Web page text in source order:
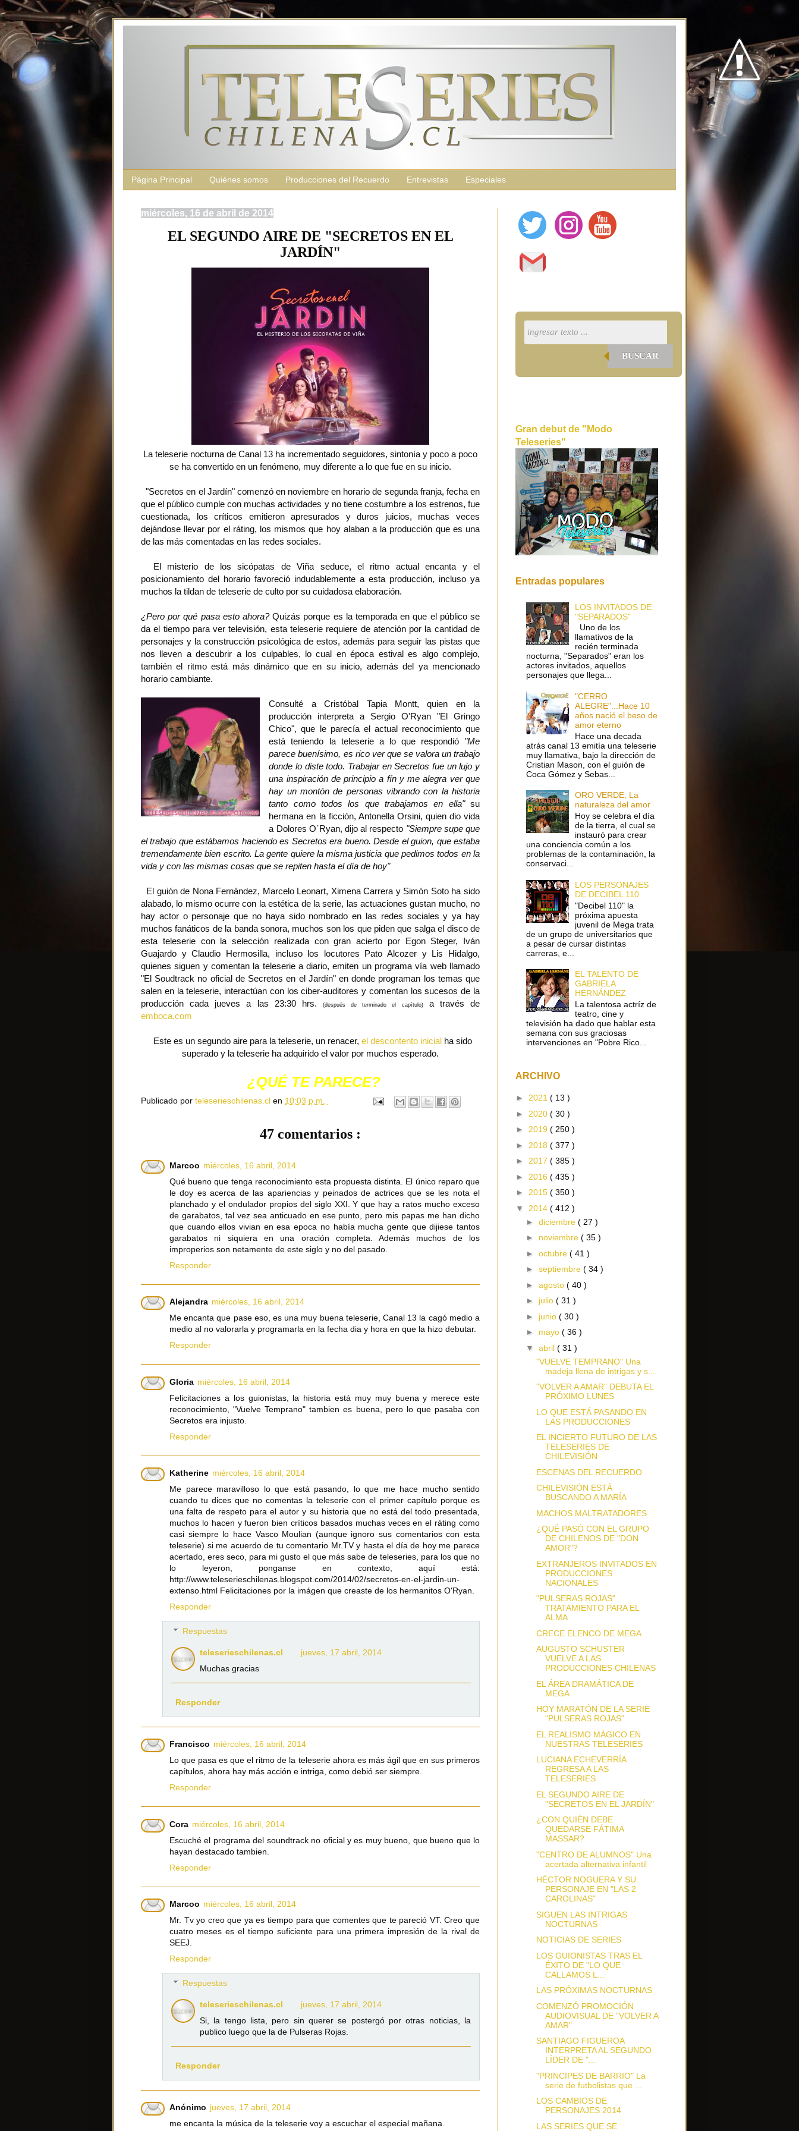
Página Principal Quiénes somos Producciones del Recuerdo Entrevistas Especiales
miércoles, 16 de abril de 2014
EL SEGUNDO AIRE DE "SECRETOS EN EL
JARDÍN"
La teleserie nocturna de Canal 13 ha incrementado seguidores, sintonía y poco a poco
se ha convertido en un fenómeno, muy diferente a lo que fue en su inicio.
"Secretos en el Jardín" comenzó en noviembre en horario de segunda franja, fecha en
que el público cumple con muchas actividades y no tiene costumbre a los estrenos, fue
cuestionada, los críticos emitieron apresurados y duros juicios, muchas veces
dejándose llevar por el ráting, los mismos que hoy alaban a la producción que es una
de las más comentadas en las redes sociales.
El misterio de los sicópatas de Viña seduce, el ritmo actual encanta y el
posicionamiento del horario favoreció indudablemente a esta producción, incluso ya
muchos la tildan de teleserie de culto por su cuidadosa elaboración.
¿Pero por qué pasa esto ahora?Quizás porque es la temporada en que el público se
da el tiempo para ver televisión, esta teleserie requiere de atención por la cantidad de
personajes y la construcción psicológica de estos, además para seguir las pistas que
nos lleven a descubrir a los culpables, lo cual en época estival es algo complejo,
también el ritmo está más dinámico que en su inicio, además del ya mencionado
horario cambiante.
Consulté a Cristóbal Tapia Montt, quien en la
producción interpreta a Sergio O'Ryan "El Gringo
Chico", que le parecía el actual reconocimiento que
está teniendo la teleserie a lo que respondió "Me
parece buenísimo, es rico ver que se valora un trabajo
donde lo diste todo. Trabajar en Secretos fue un lujo y
una inspiración de principio a fín y me alegra ver que
hay un montón de personas vibrando con la historia
tanto como todos los que trabajamos en ella"su
hermana en la ficción, Antonella Orsini, quien dio vida
a Dolores O´Ryan, dijo al respecto "Siempre supe que
el trabajo que estábamos haciendo es Secretos era bueno. Desde el guion, que estaba
tremendamente bien escrito. La gente quiere la misma justicia que pedimos todos en la
vida y con las mismas cosas que se repiten hasta el día de hoy"
El guión de Nona Fernández, Marcelo Leonart, Ximena Carrera y Simón Soto ha sido
alabado, lo mismo ocurre con la estética de la serie, las actuaciones gustan mucho, no
hay actor o personaje que no haya sido nombrado en las redes sociales y ya hay
muchos fanáticos de la banda sonora, muchos son los que piden que salga el disco de
esta teleserie con la selección realizada con gran acierto por Egon Steger, Iván
Guajardo y Claudio Hermosilla, incluso los locutores Pato Alcozer y Lis Hidalgo,
quienes siguen y comentan la teleserie a diario, emiten un programa vía web llamado
"El Soudtrack no oficial de Secretos en el Jardín" en donde programan los temas que
salen en la teleserie, interactúan con los ciber-auditores y comentan los sucesos de la
producción cada jueves a las 23:30 hrs.
(después de terminado el capítulo)a través de
emboca.com
Este es un segundo aire para la teleserie, un renacer, el descontento inicial ha sido
superado y la teleserie ha adquirido el valor por muchos esperado.
¿QUÉ TE PARECE?
Publicado por teleserieschilenas.cl en 10:03 p.m.
47 comentarios :
Marcoo miércoles, 16 abril, 2014
Qué bueno que tenga reconocimiento esta propuesta distinta. El único reparo que
le doy es acerca de las apariencias y peinados de actrices que se les nota el
planchado y el ondulador propios del siglo XXI. Y que hay a ratos mucho exceso
de garabatos, tal vez sea anticuado en ese punto, pero mis papas me han dicho
que cuando ellos vivian en esa epoca no había mucha gente que dijiese tantos
garabatos ni siquiera en una oración completa. Además muchos de los
improperios son netamente de este siglo y no del pasado.
Responder
Alejandra miércoles, 16 abril, 2014
Me encanta que pase eso, es una muy buena teleserie, Canal 13 la cagó medio a
medio al no valorarla y programarla en la fecha dia y hora en que la hizo debutar.
Responder
Gloria miércoles, 16 abril, 2014
Felicitaciones a los guionistas, la historia está muy muy buena y merece este
reconocimiento, "Vuelve Temprano" tambien es buena, pero lo que pasaba con
Secretos era injusto.
Responder
Katherine miércoles, 16 abril, 2014
Me parece maravilloso lo que está pasando, lo que me hace mucho sentido
cuando tu dices que no comentas la teleserie con el primer capítulo porque es
una falta de respeto para el autor y su historia que no está del todo presentada,
muchos lo hacen y fueron bien críticos basados muchas veces en el ráting como
casi siempre lo hace Vasco Moulian (aunque ignoro sus comentarios con esta
teleserie) si me acuerdo de tu comentario Mr.TV y hasta el día de hoy me parece
acertado, eres seco, para mi gusto el que más sabe de teleseries, para los que no
lo leyeron, ponganse en contexto, aquí está:
http://www.teleserieschilenas.blogspot.com/2014/02/secretos-en-el-jardin-un-
extenso.html Felicitaciones por la imágen que creaste de los hermanitos O'Ryan.
Responder
Respuestas
teleserieschilenas.cl
jueves, 17 abril, 2014
Muchas gracias
Responder
Francisco miércoles, 16 abril, 2014
Lo que pasa es que el ritmo de la teleserie ahora es más ágil que en sus primeros
capítulos, ahora hay más acción e intriga, como debió ser siempre.
Responder
Cora miércoles, 16 abril, 2014
Escuché el programa del soundtrack no oficial y es muy bueno, que bueno que lo
hayan destacado tambien.
Responder
Marcoo miércoles, 16 abril, 2014
Mr. Tv yo creo que ya es tiempo para que comentes que te pareció VT. Creo que
cuatro meses es el tiempo suficiente para una primera impresión de la rival de
SEEJ.
Responder
Respuestas
teleserieschilenas.cl
jueves, 17 abril, 2014
Si, la tengo lista, pero sin querer se postergó por otras noticias, la
publico luego que la de Pulseras Rojas.
Responder
Anónimo jueves, 17 abril, 2014
me encanta la música de la teleserie voy a escuchar el especial mañana.
BUSCAR
Gran debut de "Modo
Teleseries"
Entradas populares
LOS INVITADOS DE
"SEPARADOS"
Uno de los
llamativos de la
recién terminada
nocturna, "Separados" eran los
actores invitados, aquellos
personajes que llega...
"CERRO
ALEGRE"...Hace 10
años nació el beso de
amor eterno
Hace una decada
atrás canal 13 emitía una teleserie
muy llamativa, bajo la dirección de
Cristian Mason, con el guión de
Coca Gómez y Sebas...
ORO VERDE, La
naturaleza del amor
Hoy se celebra el día
de la tierra, el cual se
instauró para crear
una conciencia común a los
problemas de la contaminación, la
conservaci...
LOS PERSONAJES
DE DECIBEL 110
"Decibel 110" la
próxima apuesta
juvenil de Mega trata
de un grupo de universitarios que
a pesar de cursar distintas
carreras, e...
EL TALENTO DE
GABRIELA
HERNÁNDEZ
La talentosa actríz de
teatro, cine y
televisión ha dado que hablar esta
semana con sus graciosas
intervenciones en "Pobre Rico...
ARCHIVO
► 2021 ( 13 )
► 2020 ( 30 )
► 2019 ( 250 )
► 2018 ( 377 )
► 2017 ( 385 )
► 2016 ( 435 )
► 2015 ( 350 )
▼ 2014 ( 412 )
► diciembre ( 27 )
► noviembre ( 35 )
► octubre ( 41 )
► septiembre ( 34 )
► agosto ( 40 )
► julio ( 31 )
► junio ( 30 )
► mayo ( 36 )
▼ abril ( 31 )
"VUELVE TEMPRANO" Una
madeja llena de intrigas y s...
"VOLVER A AMAR" DEBUTA EL
PRÓXIMO LUNES
LO QUE ESTÁ PASANDO EN
LAS PRODUCCIONES
EL INCIERTO FUTURO DE LAS
TELESERIES DE
CHILEVISIÓN
ESCENAS DEL RECUERDO
CHILEVISIÓN ESTÁ
BUSCANDO A MARÍA
MACHOS MALTRATADORES
¿QUÉ PASÓ CON EL GRUPO
DE CHILENOS DE "DON
AMOR"?
EXTRANJEROS INVITADOS EN
PRODUCCIONES
NACIONALES
"PULSERAS ROJAS"
TRATAMIENTO PARA EL
ALMA
CRECE ELENCO DE MEGA
AUGUSTO SCHUSTER
VUELVE A LAS
PRODUCCIONES CHILENAS
EL ÁREA DRAMÁTICA DE
MEGA
HOY MARATÓN DE LA SERIE
"PULSERAS ROJAS"
EL REALISMO MÁGICO EN
NUESTRAS TELESERIES
LUCIANA ECHEVERRÍA
REGRESA A LAS
TELESERIES
EL SEGUNDO AIRE DE
"SECRETOS EN EL JARDÍN"
¿CON QUIÉN DEBE
QUEDARSE FÁTIMA
MASSAR?
"CENTRO DE ALUMNOS" Una
acertada alternativa infantil
HÉCTOR NOGUERA Y SU
PERSONAJE EN "LAS 2
CAROLINAS"
SIGUEN LAS INTRIGAS
NOCTURNAS
NOTICIAS DE SERIES
LOS GUIONISTAS TRAS EL
ÉXITO DE "LO QUE
CALLAMOS L...
LAS PRÓXIMAS NOCTURNAS
COMENZÓ PROMOCIÓN
AUDIOVISUAL DE "VOLVER A
AMAR"
SANTIAGO FIGUEROA
INTERPRETA AL SEGUNDO
LÍDER DE "...
"PRINCIPES DE BARRIO" La
serie de futbolistas que ...
LOS CAMBIOS DE
PERSONAJES 2014
LAS SERIES QUE SE